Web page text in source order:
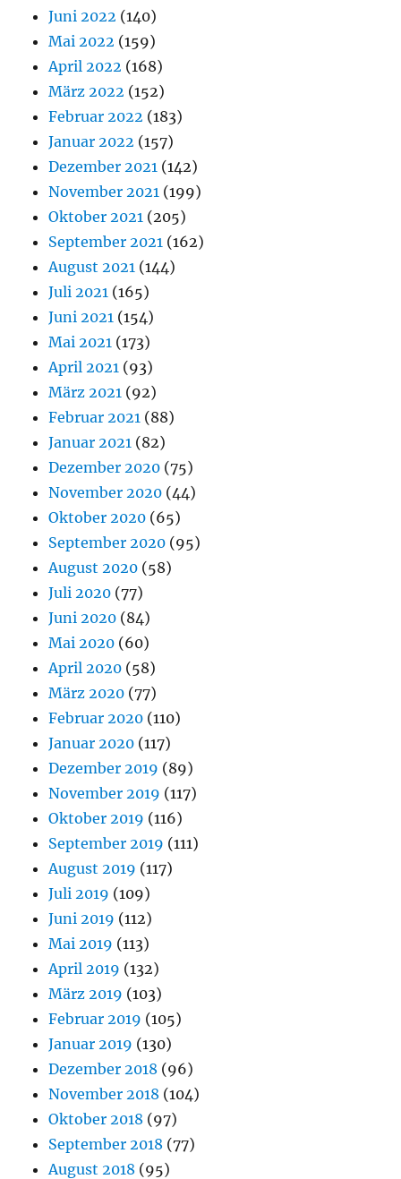
Juni 2022 (140)
Mai 2022 (159)
April 2022 (168)
März 2022 (152)
Februar 2022 (183)
Januar 2022 (157)
Dezember 2021 (142)
November 2021 (199)
Oktober 2021 (205)
September 2021 (162)
August 2021 (144)
Juli 2021 (165)
Juni 2021 (154)
Mai 2021 (173)
April 2021 (93)
März 2021 (92)
Februar 2021 (88)
Januar 2021 (82)
Dezember 2020 (75)
November 2020 (44)
Oktober 2020 (65)
September 2020 (95)
August 2020 (58)
Juli 2020 (77)
Juni 2020 (84)
Mai 2020 (60)
April 2020 (58)
März 2020 (77)
Februar 2020 (110)
Januar 2020 (117)
Dezember 2019 (89)
November 2019 (117)
Oktober 2019 (116)
September 2019 (111)
August 2019 (117)
Juli 2019 (109)
Juni 2019 (112)
Mai 2019 (113)
April 2019 (132)
März 2019 (103)
Februar 2019 (105)
Januar 2019 (130)
Dezember 2018 (96)
November 2018 (104)
Oktober 2018 (97)
September 2018 (77)
August 2018 (95)